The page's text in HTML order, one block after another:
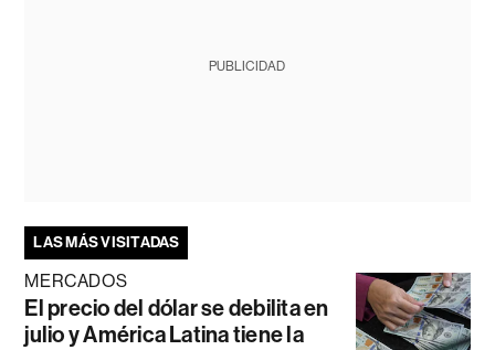
PUBLICIDAD
LAS MÁS VISITADAS
MERCADOS
El precio del dólar se debilita en
julio y América Latina tiene la